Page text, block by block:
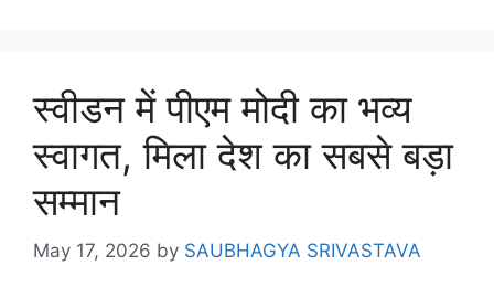
स्वीडन में पीएम मोदी का भव्य
स्वागत, मिला देश का सबसे बड़ा
सम्मान
May 17, 2026 by SAUBHAGYA SRIVASTAVA